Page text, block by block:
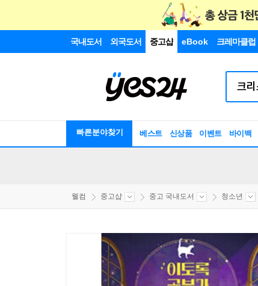
국내도서 외국도서 중고샵 eBook 크레마클럽
빠른분야찾기 베스트 신상품 이벤트 바이백
웰컴 중고샵 중고 국내도서 청소년